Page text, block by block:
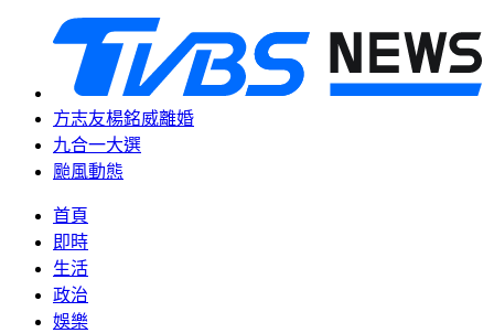
方志友楊銘威離婚
九合一大選
颱風動態
首頁
即時
生活
政治
娛樂